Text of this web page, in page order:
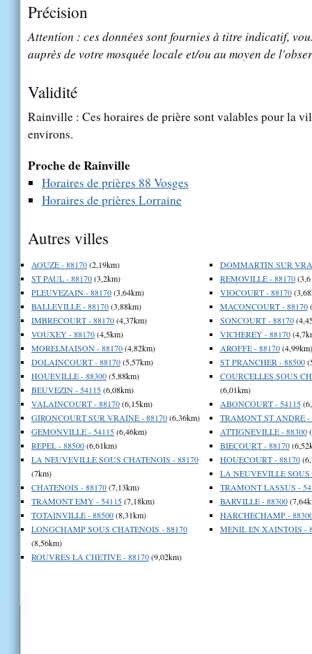
Précision
Attention : ces données sont fournies à titre indicatif,
auprès de votre mosquée locale et/ou au moyen de
Validité
Rainville : Ces horaires de prière sont valables pour la
environs.
Proche de Rainville
Horaires de prières 88 Vosges
Horaires de prières Lorraine
Autres villes
AOUZE - 88170(2,19km)
ST PAUL - 88170(3,2km)
PLEUVEZAIN - 88170(3,64km)
BALLEVILLE - 88170(3,88km)
IMBRECOURT - 88170(4,37km)
VOUXEY - 88170(4,5km)
MORELMAISON - 88170(4,82km)
DOLAINCOURT - 88170(5,57km)
HOUEVILLE - 88300(5,88km)
BEUVEZIN - 54115(6,08km)
VALAINCOURT - 88170(6,15km)
GIRONCOURT SUR VRAINE - 88170(6,36km)
GEMONVILLE - 54115(6,46km)
REPEL - 88500(6,61km)
LA NEUVEVILLE SOUS CHATENOIS - 88170
(7km)
CHATENOIS - 88170(7,13km)
TRAMONT EMY - 54115(7,18km)
TOTAINVILLE - 88500(8,31km)
LONGCHAMP SOUS CHATENOIS - 88170
(8,56km)
ROUVRES LA CHETIVE - 88170(9,02km)
DOMMARTIN SUR
REMOVILLE - 88170
VIOCOURT - 88170
MACONCOURT - 88170
SONCOURT - 88170
VICHEREY - 88170
AROFFE - 88170(4,99km)
ST PRANCHER - 88500
COURCELLES SOUS
(6,01km)
ABONCOURT - 54115
TRAMONT ST ANDRE -
ATTIGNEVILLE - 88300
BIECOURT - 88170
HOUECOURT - 88170
LA NEUVEVILLE SOUS
TRAMONT LASSUS -
BARVILLE - 88300
HARCHECHAMP -
MENIL EN XAINTOIS -